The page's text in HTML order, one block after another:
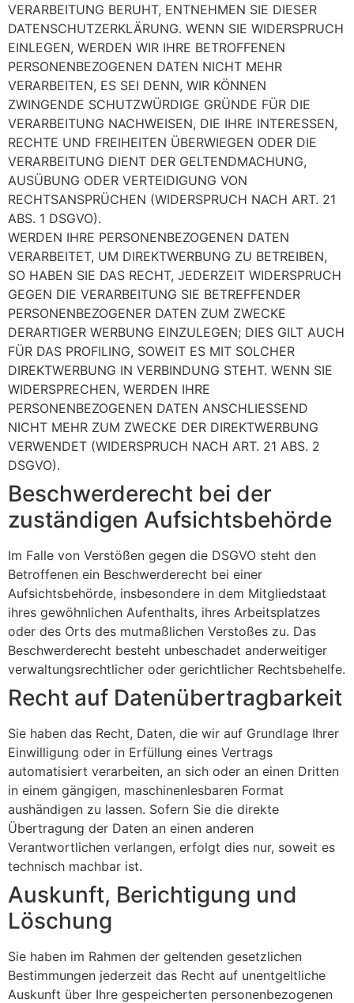
VERARBEITUNG BERUHT, ENTNEHMEN SIE DIESER
DATENSCHUTZERKLÄRUNG. WENN SIE WIDERSPRUCH
EINLEGEN, WERDEN WIR IHRE BETROFFENEN
PERSONENBEZOGENEN DATEN NICHT MEHR
VERARBEITEN, ES SEI DENN, WIR KÖNNEN
ZWINGENDE SCHUTZWÜRDIGE GRÜNDE FÜR DIE
VERARBEITUNG NACHWEISEN, DIE IHRE INTERESSEN,
RECHTE UND FREIHEITEN ÜBERWIEGEN ODER DIE
VERARBEITUNG DIENT DER GELTENDMACHUNG,
AUSÜBUNG ODER VERTEIDIGUNG VON
RECHTSANSPRÜCHEN (WIDERSPRUCH NACH ART. 21
ABS. 1 DSGVO).
WERDEN IHRE PERSONENBEZOGENEN DATEN
VERARBEITET, UM DIREKTWERBUNG ZU BETREIBEN,
SO HABEN SIE DAS RECHT, JEDERZEIT WIDERSPRUCH
GEGEN DIE VERARBEITUNG SIE BETREFFENDER
PERSONENBEZOGENER DATEN ZUM ZWECKE
DERARTIGER WERBUNG EINZULEGEN; DIES GILT AUCH
FÜR DAS PROFILING, SOWEIT ES MIT SOLCHER
DIREKTWERBUNG IN VERBINDUNG STEHT. WENN SIE
WIDERSPRECHEN, WERDEN IHRE
PERSONENBEZOGENEN DATEN ANSCHLIESSEND
NICHT MEHR ZUM ZWECKE DER DIREKTWERBUNG
VERWENDET (WIDERSPRUCH NACH ART. 21 ABS. 2
DSGVO).
Beschwerde­recht bei der
zuständigen Aufsichts­behörde
Im Falle von Verstößen gegen die DSGVO steht den
Betroffenen ein Beschwerderecht bei einer
Aufsichtsbehörde, insbesondere in dem Mitgliedstaat
ihres gewöhnlichen Aufenthalts, ihres Arbeitsplatzes
oder des Orts des mutmaßlichen Verstoßes zu. Das
Beschwerderecht besteht unbeschadet anderweitiger
verwaltungsrechtlicher oder gerichtlicher Rechtsbehelfe.
Recht auf Daten­übertrag­barkeit
Sie haben das Recht, Daten, die wir auf Grundlage Ihrer
Einwilligung oder in Erfüllung eines Vertrags
automatisiert verarbeiten, an sich oder an einen Dritten
in einem gängigen, maschinenlesbaren Format
aushändigen zu lassen. Sofern Sie die direkte
Übertragung der Daten an einen anderen
Verantwortlichen verlangen, erfolgt dies nur, soweit es
technisch machbar ist.
Auskunft, Berichtigung und
Löschung
Sie haben im Rahmen der geltenden gesetzlichen
Bestimmungen jederzeit das Recht auf unentgeltliche
Auskunft über Ihre gespeicherten personenbezogenen